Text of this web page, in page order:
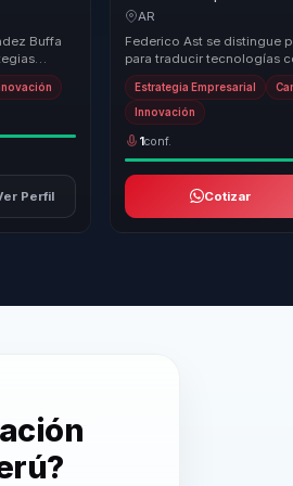
Buffa
humano
Perfil
arbitraje digital en
AR
Federico Ast se distingue
para traducir tecnologías
soluciones prácticas que
pueden impl...
Estrategia Empresarial
Innovación
1conf.
Cotizar